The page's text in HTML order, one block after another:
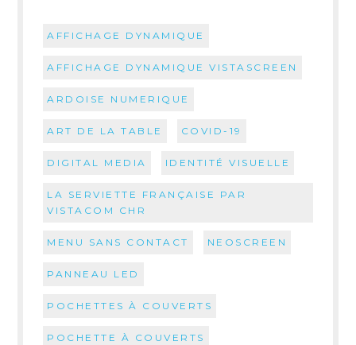
AFFICHAGE DYNAMIQUE
AFFICHAGE DYNAMIQUE VISTASCREEN
ARDOISE NUMERIQUE
ART DE LA TABLE COVID-19
DIGITAL MEDIA IDENTITÉ VISUELLE
LA SERVIETTE FRANÇAISE PAR
VISTACOM CHR
MENU SANS CONTACT NEOSCREEN
PANNEAU LED
POCHETTES À COUVERTS
POCHETTE À COUVERTS